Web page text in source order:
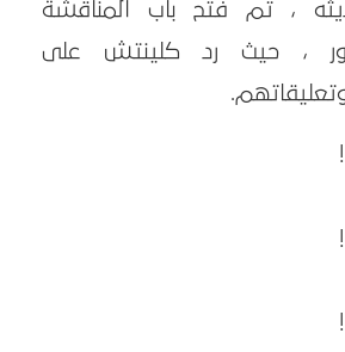
، تم فتح باب المناقشة
، حيث رد كلينتش على